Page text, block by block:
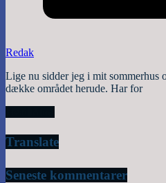
Redak
Lige nu sidder jeg i mit sommerhus
dække området herude. Har for
Translate
Seneste kommentarer